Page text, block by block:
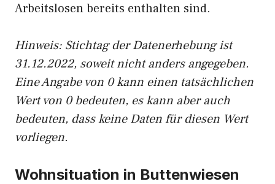
Arbeitslosen bereits enthalten sind.
Hinweis: Stichtag der Datenerhebung ist
31.12.2022, soweit nicht anders angegeben.
Eine Angabe von 0 kann einen tatsächlichen
Wert von 0 bedeuten, es kann aber auch
bedeuten, dass keine Daten für diesen Wert
vorliegen.
Wohnsituation in Buttenwiesen